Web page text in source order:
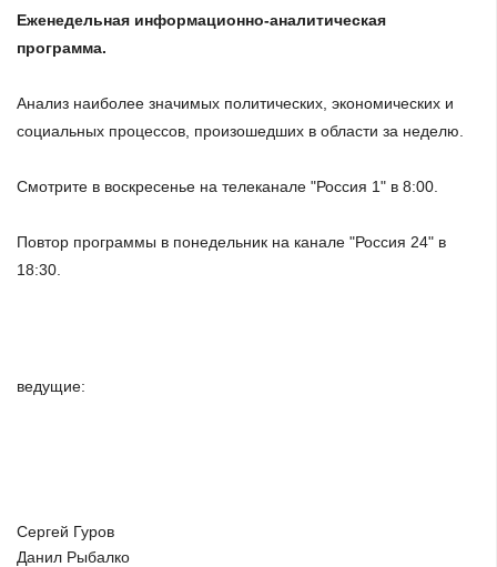
Еженедельная информационно-аналитическая
программа.
Анализ наиболее значимых политических, экономических и
социальных процессов, произошедших в области за неделю.
Смотрите в воскресенье на телеканале "Россия 1" в 8:00.
Повтор программы в понедельник на канале "Россия 24" в
18:30.
ведущие:
Сергей Гуров
Данил Рыбалко